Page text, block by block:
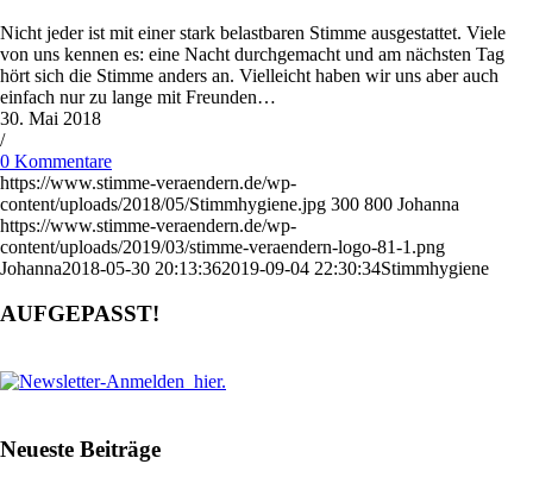
Nicht jeder ist mit einer stark belastbaren Stimme ausgestattet. Viele
von uns kennen es: eine Nacht durchgemacht und am nächsten Tag
hört sich die Stimme anders an. Vielleicht haben wir uns aber auch
einfach nur zu lange mit Freunden…
30. Mai 2018
/
0 Kommentare
https://www.stimme-veraendern.de/wp-
content/uploads/2018/05/Stimmhygiene.jpg 300 800 Johanna
https://www.stimme-veraendern.de/wp-
content/uploads/2019/03/stimme-veraendern-logo-81-1.png
Johanna2018-05-30 20:13:362019-09-04 22:30:34Stimmhygiene
AUFGEPASST!
Neueste Beiträge